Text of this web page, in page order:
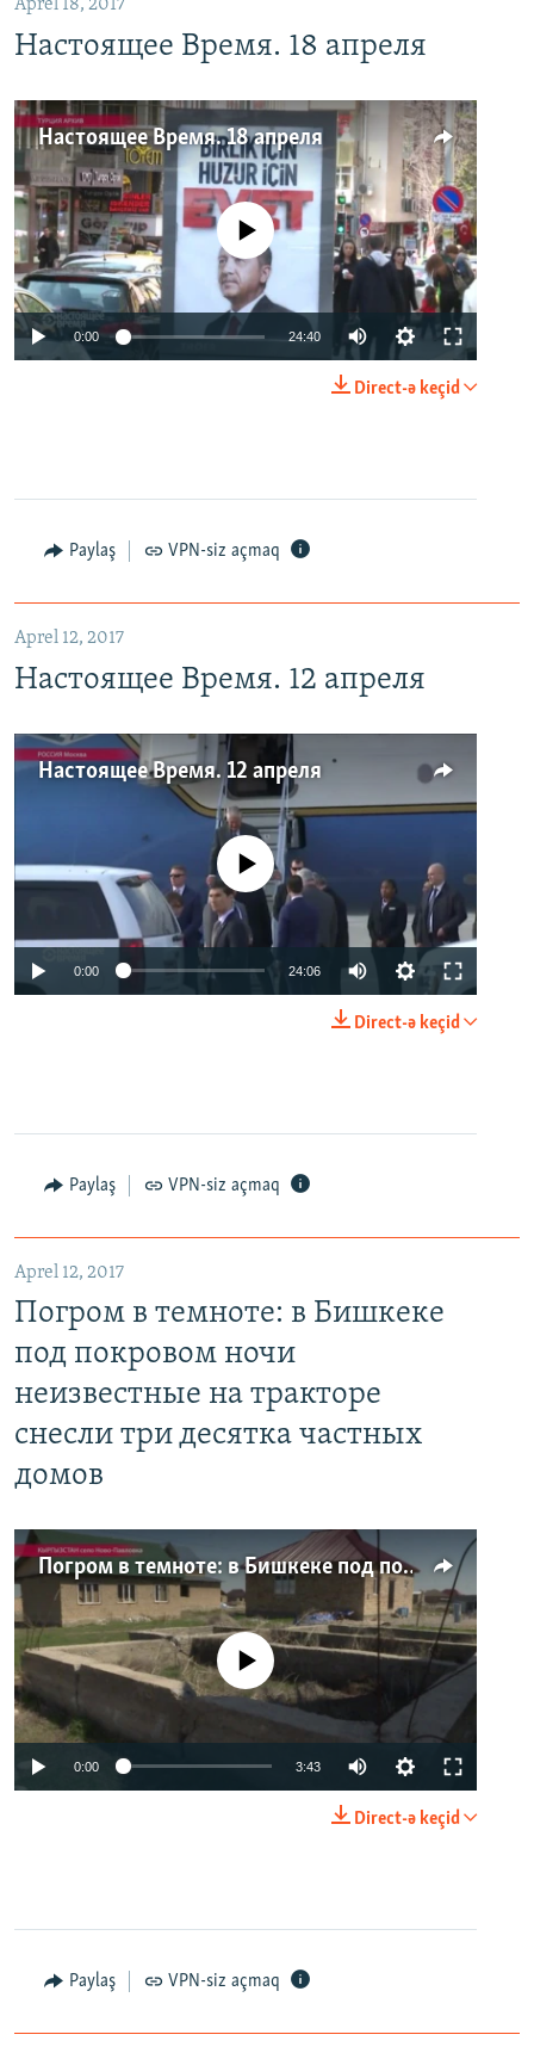
Aprel 18, 2017
Настоящее Время. 18 апреля
Настоящее Время. 18 апреля
No media source currently available
0:00 24:40
Direct-ə keçid
Paylaş VPN-siz açmaq
Aprel 12, 2017
Настоящее Время. 12 апреля
Настоящее Время. 12 апреля
No media source currently available
0:00 24:06
Direct-ə keçid
Paylaş VPN-siz açmaq
Aprel 12, 2017
Погром в темноте: в Бишкеке
под покровом ночи
неизвестные на тракторе
снесли три десятка частных
домов
Погром в темноте: в Бишкеке под покровом ночи неизвестные на тракторе снесли три десятка частных домов
No media source currently available
0:00 3:43
Direct-ə keçid
Paylaş VPN-siz açmaq